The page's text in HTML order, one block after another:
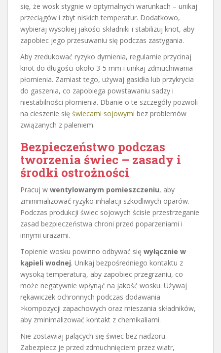
się, że wosk stygnie w optymalnych warunkach – unikaj
przeciągów i zbyt niskich temperatur. Dodatkowo,
wybieraj wysokiej jakości składniki i stabilizuj knot, aby
zapobiec jego przesuwaniu się podczas zastygania.
Aby zredukować ryzyko dymienia, regularnie przycinaj
knot do długości około 3-5 mm i unikaj zdmuchiwania
płomienia. Zamiast tego, używaj gasidła lub przykrycia
do gaszenia, co zapobiega powstawaniu sadzy i
niestabilności płomienia. Dbanie o te szczegóły pozwoli
na cieszenie się świecami sojowymi bez problemów
związanych z paleniem.
Bezpieczeństwo podczas
tworzenia świec – zasady i
środki ostrożności
Pracuj w wentylowanym pomieszczeniu, aby
zminimalizować ryzyko inhalacji szkodliwych oparów.
Podczas produkcji świec sojowych ścisłe przestrzeganie
zasad bezpieczeństwa chroni przed poparzeniami i
innymi urazami.
Topienie wosku powinno odbywać się wyłącznie w
kąpieli wodnej. Unikaj bezpośredniego kontaktu z
wysoką temperaturą, aby zapobiec przegrzaniu, co
może negatywnie wpłynąć na jakość wosku. Używaj
rękawiczek ochronnych podczas dodawania
>kompozycji zapachowych oraz mieszania składników,
aby zminimalizować kontakt z chemikaliami.
Nie zostawiaj palących się świec bez nadzoru.
Zabezpiecz je przed zdmuchnięciem przez wiatr,